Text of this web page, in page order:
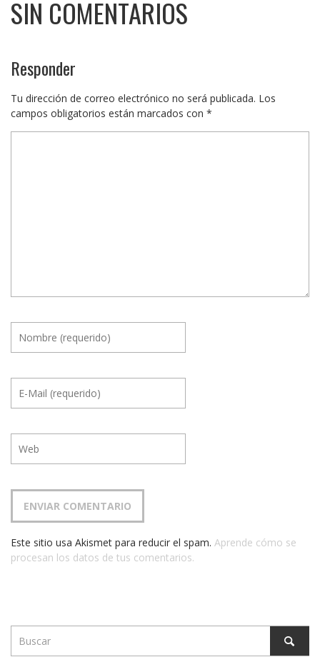
SIN COMENTARIOS
Responder
Tu dirección de correo electrónico no será publicada. Los
campos obligatorios están marcados con *
Este sitio usa Akismet para reducir el spam. Aprende cómo se
procesan los datos de tus comentarios.